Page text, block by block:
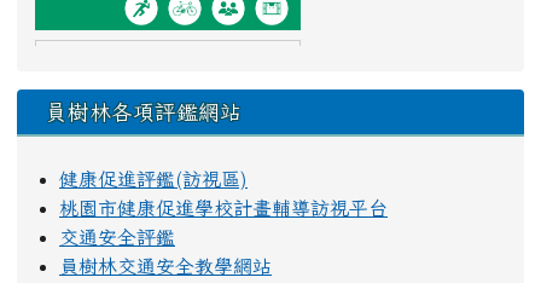
員樹林各項評鑑網站
健康促進評鑑(訪視區)
桃園市健康促進學校計畫輔導訪視平台
交通安全評鑑
員樹林交通安全教學網站